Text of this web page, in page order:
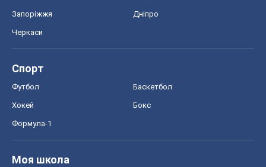
Запоріжжя Дніпро
Черкаси
Спорт
Футбол Баскетбол
Хокей Бокс
Формула-1
Моя школа